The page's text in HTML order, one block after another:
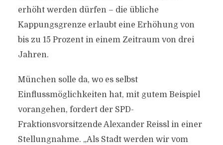
erhöht werden dürfen – die übliche
Kappungsgrenze erlaubt eine Erhöhung von
bis zu 15 Prozent in einem Zeitraum von drei
Jahren.
München solle da, wo es selbst
Einflussmöglichkeiten hat, mit gutem Beispiel
vorangehen, fordert der SPD-
Fraktionsvorsitzende Alexander Reissl in einer
Stellungnahme. „Als Stadt werden wir vom